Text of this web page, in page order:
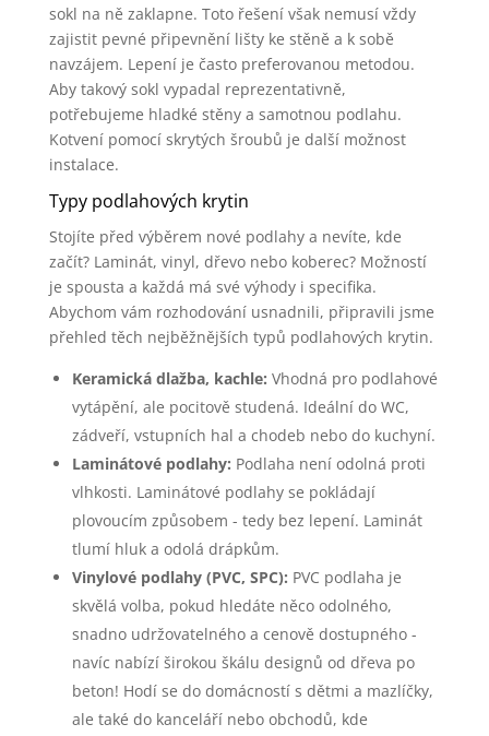
sokl na ně zaklapne. Toto řešení však nemusí vždy
zajistit pevné připevnění lišty ke stěně a k sobě
navzájem. Lepení je často preferovanou metodou.
Aby takový sokl vypadal reprezentativně,
potřebujeme hladké stěny a samotnou podlahu.
Kotvení pomocí skrytých šroubů je další možnost
instalace.
Typy podlahových krytin
Stojíte před výběrem nové podlahy a nevíte, kde
začít? Laminát, vinyl, dřevo nebo koberec? Možností
je spousta a každá má své výhody i specifika.
Abychom vám rozhodování usnadnili, připravili jsme
přehled těch nejběžnějších typů podlahových krytin.
Keramická dlažba, kachle: Vhodná pro podlahové
vytápění, ale pocitově studená. Ideální do WC,
zádveří, vstupních hal a chodeb nebo do kuchyní.
Laminátové podlahy: Podlaha není odolná proti
vlhkosti. Laminátové podlahy se pokládají
plovoucím způsobem - tedy bez lepení. Laminát
tlumí hluk a odolá drápkům.
Vinylové podlahy (PVC, SPC): PVC podlaha je
skvělá volba, pokud hledáte něco odolného,
snadno udržovatelného a cenově dostupného -
navíc nabízí širokou škálu designů od dřeva po
beton! Hodí se do domácností s dětmi a mazlíčky,
ale také do kanceláří nebo obchodů, kde